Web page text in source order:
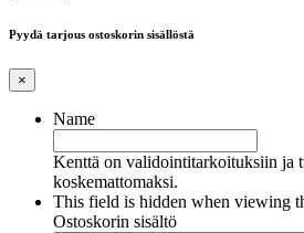
Pyydä tarjous ostoskorin sisällöstä
×
Name
Kenttä on validointitarkoituksiin ja
koskemattomaksi.
This field is hidden when viewing
Ostoskorin sisältö